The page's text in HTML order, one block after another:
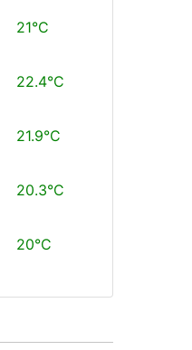
21°C
22.4°C
21.9°C
20.3°C
20°C